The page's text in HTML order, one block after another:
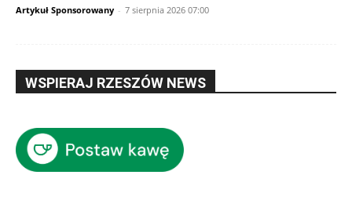
Artykuł Sponsorowany - 7 sierpnia 2026 07:00
WSPIERAJ RZESZÓW NEWS